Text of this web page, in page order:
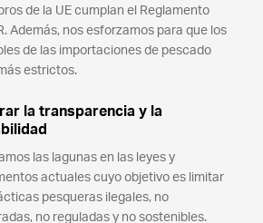
de la UE cumplan el Reglamento
Además, nos esforzamos para que los
de las importaciones de pescado
estrictos.
la transparencia y la
las lagunas en las leyes y
actuales cuyo objetivo es limitar
pesqueras ilegales, no
no reguladas y no sostenibles.